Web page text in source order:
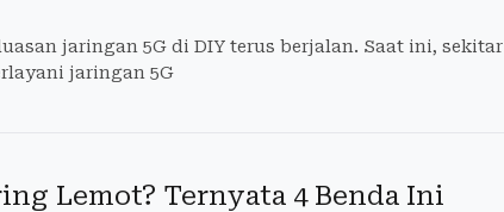
jaringan 5G di DIY terus berjalan. Saat ini, sekitar
jaringan 5G
Lemot? Ternyata 4 Benda Ini